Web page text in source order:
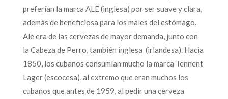
preferían la marca ALE (inglesa) por ser suave y clara,
además de beneficiosa para los males del estómago.
Ale era de las cervezas de mayor demanda, junto con
la Cabeza de Perro, también inglesa (irlandesa). Hacia
1850, los cubanos consumían mucho la marca Tennent
Lager (escocesa), al extremo que eran muchos los
cubanos que antes de 1959, al pedir una cerveza